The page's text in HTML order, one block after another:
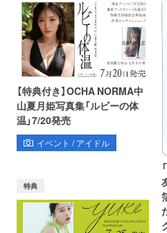
【特典付き】OCHA NORMA中
山夏月姫写真集「ルビーの体
温」7/20発売
イベント / アイドル
特典